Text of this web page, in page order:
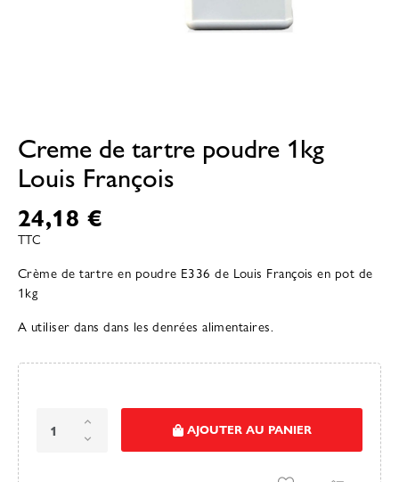
Creme de tartre poudre 1kg
Louis François
24,18 €
TTC
Crème de tartre en poudre E336 de Louis François en pot de
1kg
A utiliser dans dans les denrées alimentaires.
AJOUTER AU PANIER